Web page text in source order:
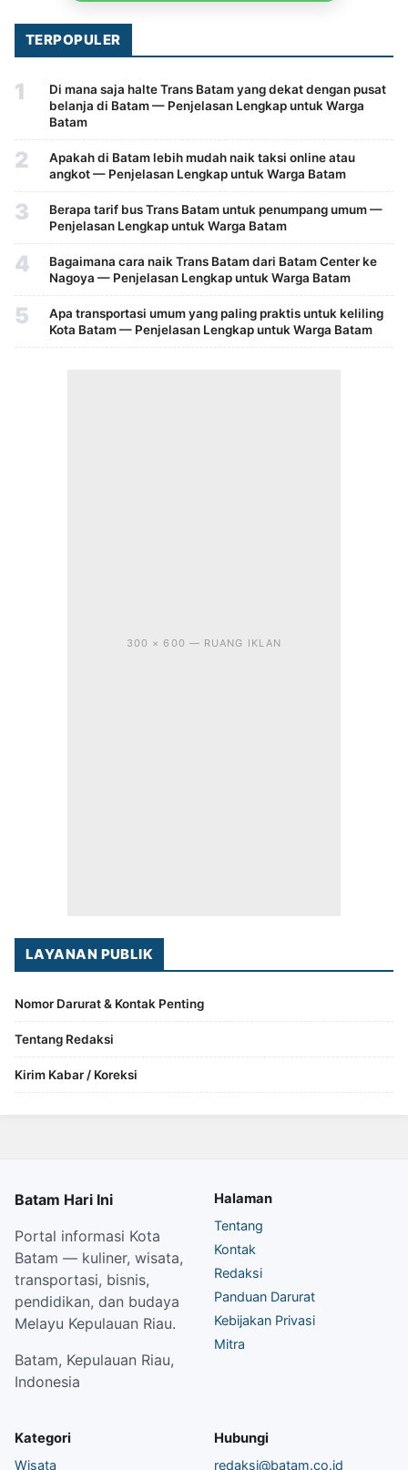
TERPOPULER
1
Di mana saja halte Trans Batam yang dekat dengan pusat
belanja di Batam — Penjelasan Lengkap untuk Warga
Batam
2
Apakah di Batam lebih mudah naik taksi online atau
angkot — Penjelasan Lengkap untuk Warga Batam
3
Berapa tarif bus Trans Batam untuk penumpang umum —
Penjelasan Lengkap untuk Warga Batam
4
Bagaimana cara naik Trans Batam dari Batam Center ke
Nagoya — Penjelasan Lengkap untuk Warga Batam
5
Apa transportasi umum yang paling praktis untuk keliling
Kota Batam — Penjelasan Lengkap untuk Warga Batam
300 × 600 — RUANG IKLAN
LAYANAN PUBLIK
Nomor Darurat & Kontak Penting
Tentang Redaksi
Kirim Kabar / Koreksi
Batam Hari Ini
Portal informasi Kota
Batam — kuliner, wisata,
transportasi, bisnis,
pendidikan, dan budaya
Melayu Kepulauan Riau.
Batam, Kepulauan Riau,
Indonesia
Halaman
Tentang
Kontak
Redaksi
Panduan Darurat
Kebijakan Privasi
Mitra
Kategori
Wisata
Hubungi
redaksi@batam.co.id